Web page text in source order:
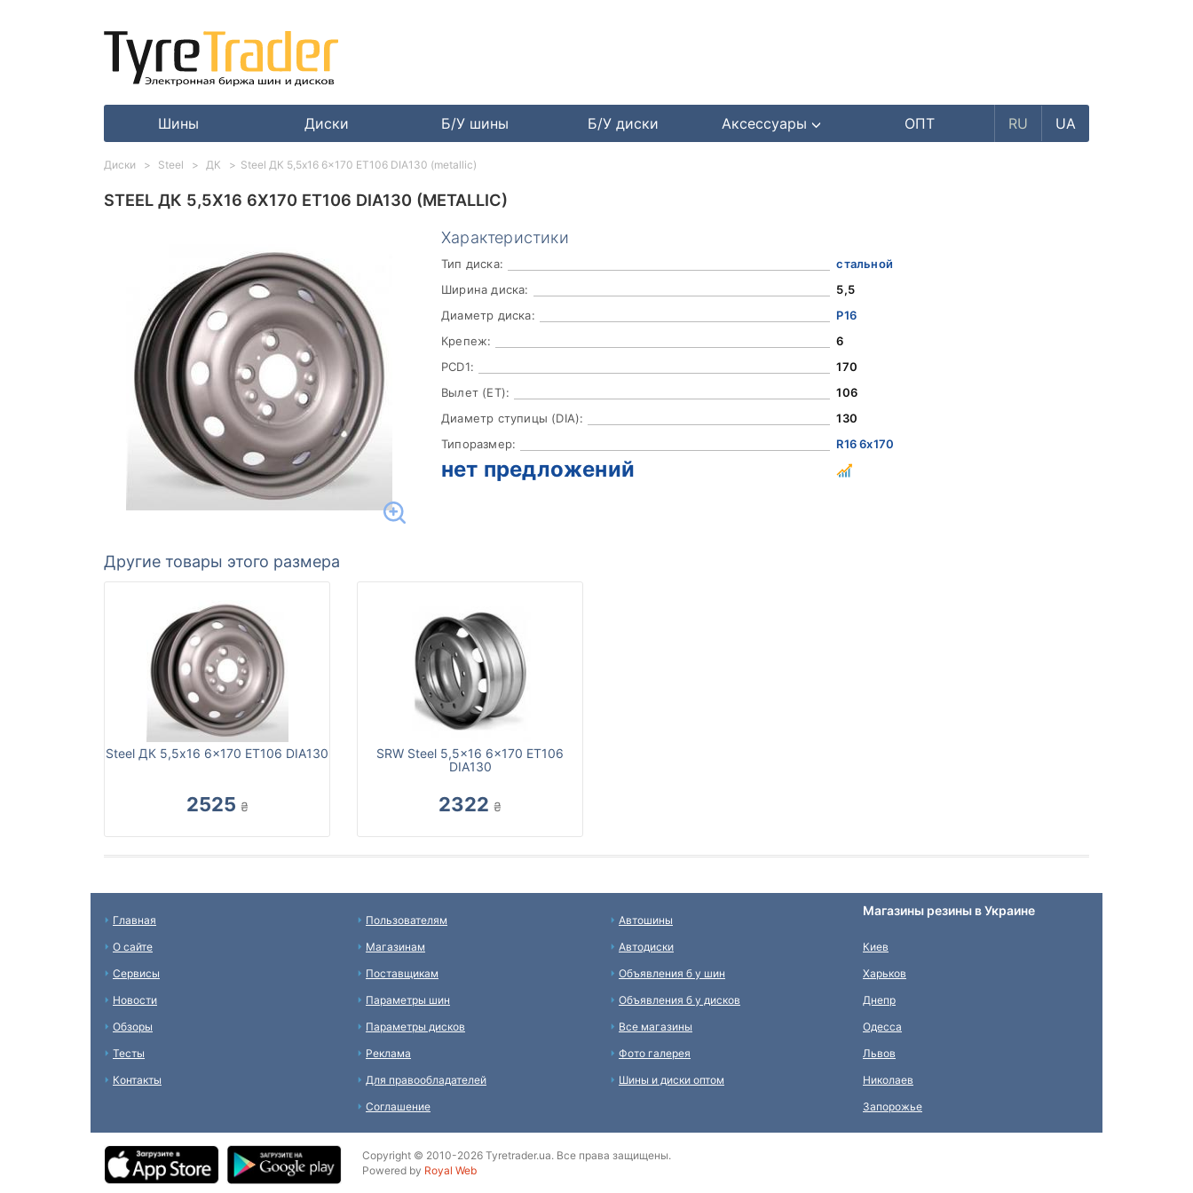
Шины Диски Б/У шины Б/У диски Аксессуары ОПТ RU UA
STEEL ДК 5,5X16 6X170 ET106 DIA130 (METALLIC)
Характеристики
Тип диска:
стальной
Ширина диска:
5,5
Диаметр диска:
Р16
Крепеж:
6
PCD1:
170
Вылет (ET):
106
Диаметр ступицы (DIA):
130
Типоразмер:
R16 6x170
нет предложений
Другие товары этого размера
Steel ДК 5,5x16 6x170 ET106 DIA130
2525 ₴
SRW Steel 5,5x16 6x170 ET106
DIA130
2322 ₴
Диски Steel ДК Steel ДК 5,5x16 6x170 ET106 DIA130 (metallic)
Главная
О сайте
Сервисы
Новости
Обзоры
Тесты
Контакты
Пользователям
Магазинам
Поставщикам
Параметры шин
Параметры дисков
Реклама
Для правообладателей
Соглашение
Автошины
Автодиски
Объявления б у шин
Объявления б у дисков
Все магазины
Фото галерея
Шины и диски оптом
Магазины резины в Украине
Киев
Харьков
Днепр
Одесса
Львов
Николаев
Запорожье
Copyright © 2010-2026 Tyretrader.ua. Все права защищены.
Powered by Royal Web